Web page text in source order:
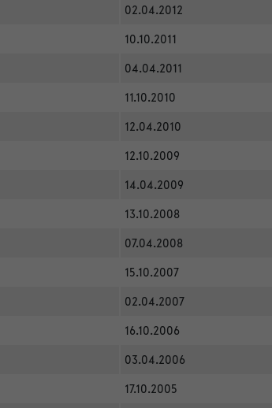
02.04.2012
10.10.2011
04.04.2011
11.10.2010
12.04.2010
12.10.2009
14.04.2009
13.10.2008
07.04.2008
15.10.2007
02.04.2007
16.10.2006
03.04.2006
17.10.2005